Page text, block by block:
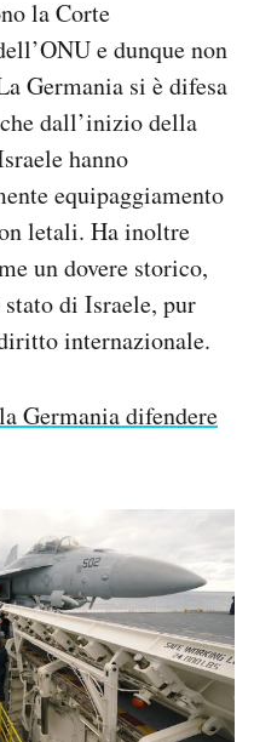
la Corte
e dunque non
Germania si è difesa
dall’inizio della
hanno
equipaggiamento
letali. Ha inoltre
un dovere storico,
di Israele, pur
internazionale.
Germania difendere